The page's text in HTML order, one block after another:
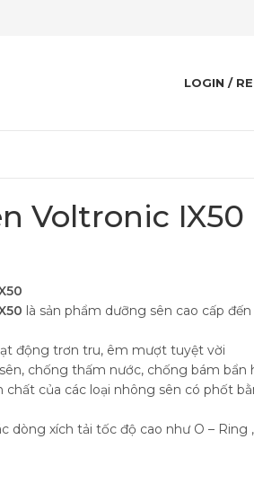
LOGIN /
Voltronic IX50
là sản phẩm dưỡng sên cao cấp
động trơn tru, êm mượt tuyệt vời
chống thấm nước, chống bám bẩn
chất của các loại nhông sên có phốt
dòng xích tải tốc độ cao như O – Ring ,